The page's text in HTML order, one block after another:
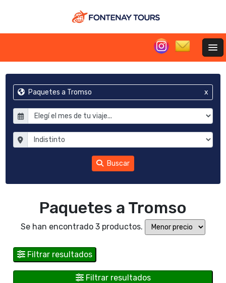
Paquetes a Tromso x
Buscar
Paquetes a Tromso
Se han encontrado 3 productos.
Filtrar resultados
Filtrar resultados